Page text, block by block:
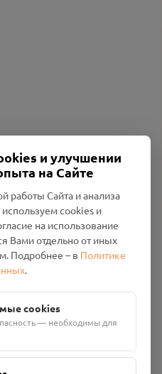
«Смоленский
область, р-н
д. 26А, пом. 18
в АО "АЛЬФА-БАНК"
и улучшении
на Сайте
работы Сайта и анализа
cookies и
на использование
Вами отдельно от иных
Подробнее – в Политике
.
cookies
— необходимы для